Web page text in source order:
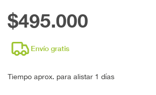
$495.000
Envío gratis
Tiempo aprox. para alistar 1 días